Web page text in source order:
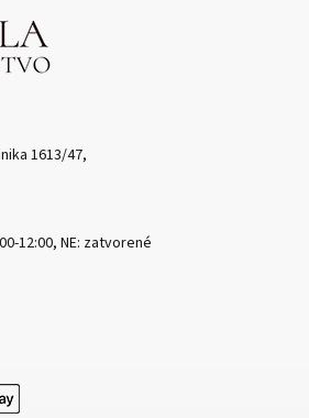
1613/47,
12:00, NE: zatvorené